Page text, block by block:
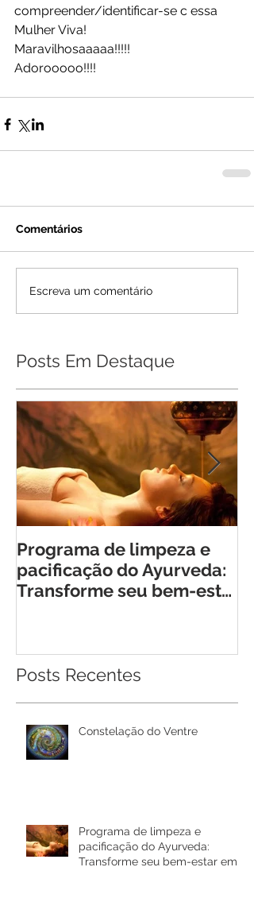
compreender/identificar-se c essa
Mulher Viva!
Maravilhosaaaaa!!!!!
Adorooooo!!!!
Comentários
Escreva um comentário
Posts Em Destaque
Programa de limpeza e
pacificação do Ayurveda:
Transforme seu bem-estar
Posts Recentes
Constelação do Ventre
Programa de limpeza e
pacificação do Ayurveda:
Transforme seu bem-estar em